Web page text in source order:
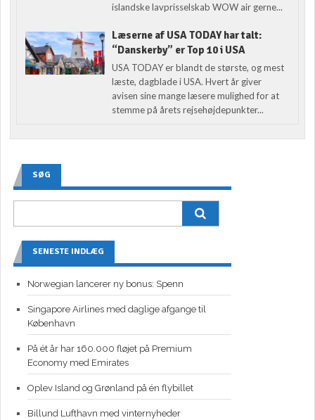
islandske lavprisselskab WOW air gerne...
Læserne af USA TODAY har talt:
“Danskerby” er Top 10 i USA
USA TODAY er blandt de største, og mest
læste, dagblade i USA. Hvert år giver
avisen sine mange læsere mulighed for at
stemme på årets rejsehøjdepunkter...
SØG
SENESTE INDLÆG
Norwegian lancerer ny bonus: Spenn
Singapore Airlines med daglige afgange til
København
På ét år har 160.000 fløjet på Premium
Economy med Emirates
Oplev Island og Grønland på én flybillet
Billund Lufthavn med vinternyheder